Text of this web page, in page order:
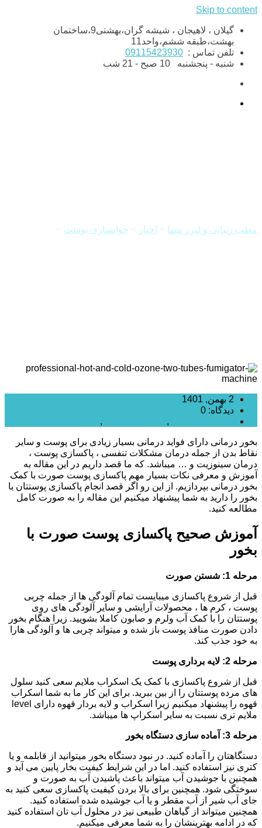
Skip to content
گیلان ، لاهیجان ، شیشه گران،بهشتی9،ساختمان
بهشت،طبقه ششم،واحد11
تلفن تماس : 09115423930
شنبه - پنجشنبه
مطب زیبایی و لیزر میها اخبار جوانسازی پوست
2 بهمن, 1401
دیدگاه: 0
,
,
بخور درمانی دارای فواید درمانی بسیار زیادی برای پوست و سایر
نقاط بدن از جمله درمان مشکلات تنفسی ، پاکسازی پوست ،
درمان سینوزیت و … میباشد. که ما قصد داریم در این مقاله به
آموزش و معرفی نکات بسیار مهم پاکسازی پوست صورت با کمک
بخور درمانی بپردازیم. از این رو اگر قصد انجام پاکسازی پوستتان با
بخور را دارید به شما پیشنهاد میکنیم این مقاله را به صورت کامل
مطالعه کنید.
آموزش صحیح پاکسازی پوست صورت با
بخور
مرحله 1: شستن صورت
قبل از شروع پاکسازی میبایست تمام آلودگی ها از جمله چربی
پوست ، کرم ها ، محصولات آرایشی و سایر آلودگی های روی
پوستتان را با کمک آب ولرم و صابون کاملا بشویید. زیرا هنگام بخور
دادن صورت منافذ پوست باز شده و میتواند چربی ها و آلودگی هارا
به خود جذب کند.
مرحله 2: لایه برداری پوست
قبل از شروع پاکسازی با کمک یک اسکراب ملایم سعی کنید سلول
های مرده پوستتان را از بین ببرید. برای این کار ما به شما اسکراب
قهوه را پیشنهاد میکنیم زیرا اسکراب و لایه بردار قهوه دارای level
ملایم تری نسبت به سایر اسکراپ ها میباشد.
مرحله 3: آماده سازی دستگاه بخور
دستگاهتان را آماده کنید. در نبود دستگاه بخور میتوانید از قابلمه و یا
کتری نیز استفاده کنید. اما در این شرایط کیفیت بخار پایین می آید و
همچنین با جوشیدن آب میتواند باعث پاشیدن آب به صورت و
سوختگی شود. همچنین برای بالا بردن کیفیت پاکسازی سعی کنید به
جای آب شیر از آب مقطر و یا آب جوشیده شده استفاده کنید.
همچنین میتواند از گیاهان طبیعی نیز در محلول آب تان استفاده کنید
که در ادامه بهترینشان را به شما معرفی میکنیم.